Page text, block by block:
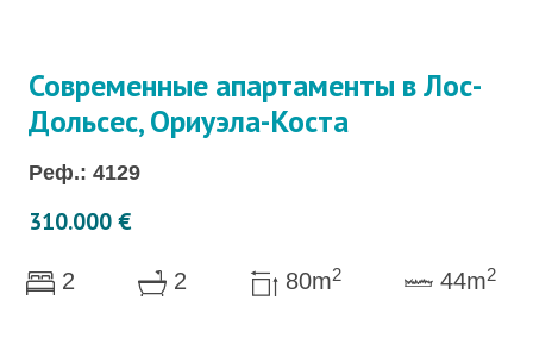
Современные апартаменты в Лос-
Дольсес, Ориуэла-Коста
Реф.: 4129
310.000 €
2 2 80m2 44m2